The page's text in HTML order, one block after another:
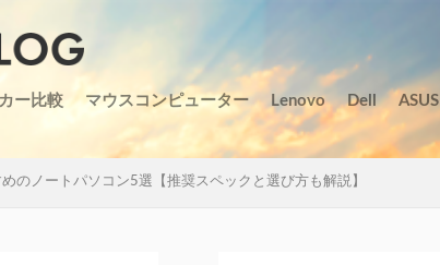
ー比較 マウスコンピューター Lenovo Dell ASUS
めのノートパソコン5選【推奨スペックと選び方も解説】